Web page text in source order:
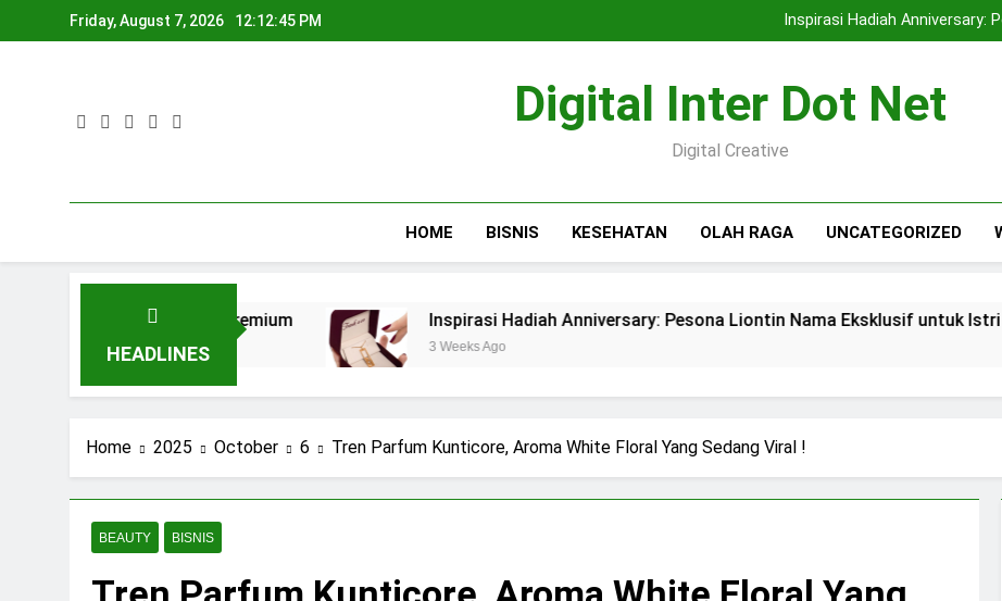
to
Friday, August 7, 2026 12:12:45 PM
Inspirasi Hadiah Anniversary:
Tren Smart Home:
Inspirasi Hadiah
Tren Smart Home:
Digital Inter Dot Net
Digital Creative
HOME BISNIS KESEHATAN OLAH RAGA UNCATEGORIZED
HEADLINES
Tunangan Premium Inspirasi Hadiah Anniversary: Pesona Liontin Nama Eksklusif untuk Istri
3 Weeks Ago
Home 2025 October 6 Tren Parfum Kunticore, Aroma White Floral Yang Sedang Viral !
BEAUTY BISNIS